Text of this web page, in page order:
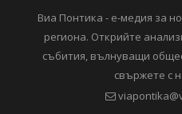
Виа Понтика - е-медия за
региона. Открийте
събития, вълнуващи
свържете с